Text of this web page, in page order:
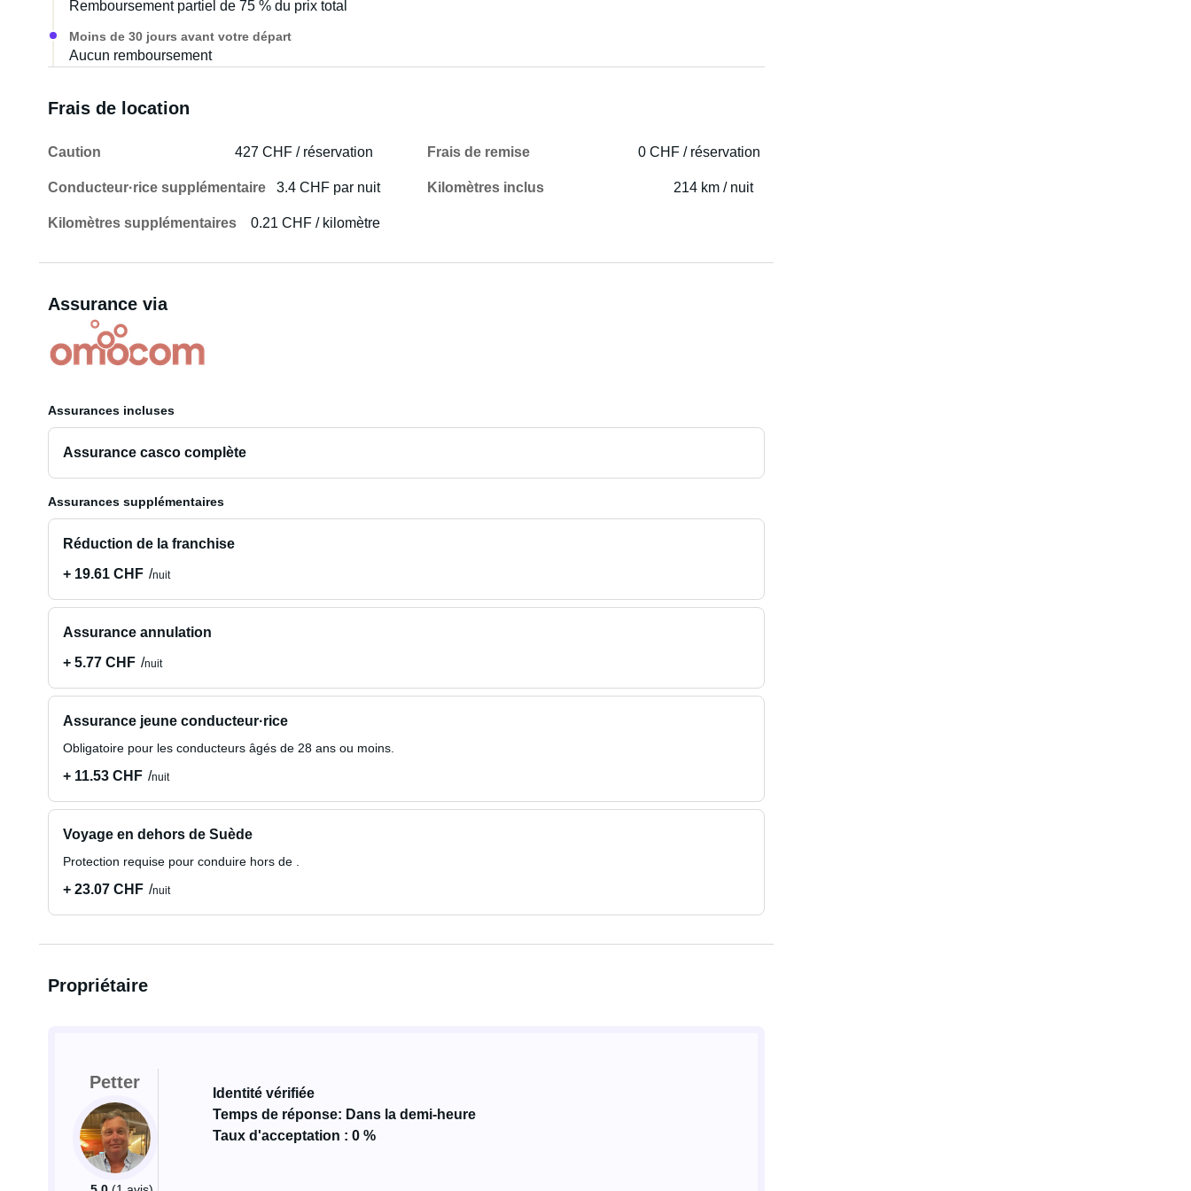
Remboursement partiel de 75 % du prix total
Moins de 30 jours avant votre départ
Aucun remboursement
Frais de location
Caution 427 CHF / réservation Frais de remise 0 CHF / réservation
Conducteur·rice supplémentaire 3.4 CHF par nuit Kilomètres inclus 214 km / nuit
Kilomètres supplémentaires 0.21 CHF / kilomètre
Assurance via
Assurances incluses
Assurance casco complète
Assurances supplémentaires
Réduction de la franchise
+ 19.61 CHF
nuit
Assurance annulation
+ 5.77 CHF
nuit
Assurance jeune conducteur·rice
Obligatoire pour les conducteurs âgés de 28 ans ou moins.
+ 11.53 CHF nuit
Voyage en dehors de Suède
Protection requise pour conduire hors de .
+ 23.07 CHF nuit
Propriétaire
Petter
Identité vérifiée
Temps de réponse: Dans la demi-heure
Taux d'acceptation : 0 %